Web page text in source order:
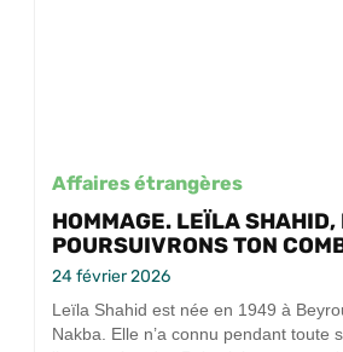
Affaires étrangères
HOMMAGE. LEÏLA SHAHID,
POURSUIVRONS TON
24 février 2026
Leïla Shahid est née en 1949 à
Nakba. Elle n’a connu pendant toute